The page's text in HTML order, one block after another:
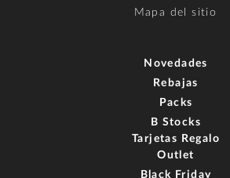
Mapa del sitio
Novedades
Rebajas
Packs
B Stocks
Tarjetas Regalo
Outlet
Black Friday